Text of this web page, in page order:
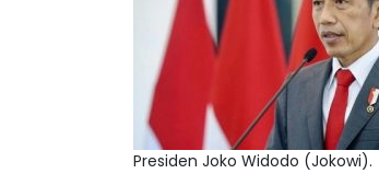
Presiden Joko Widodo (Jokowi).